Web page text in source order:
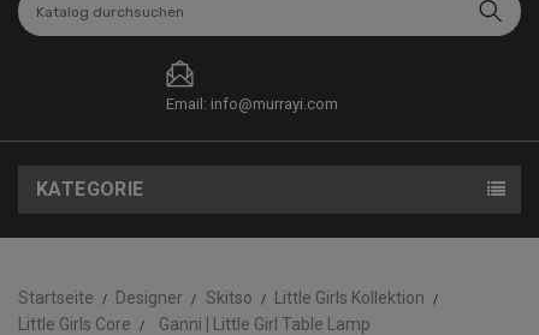
Email: info@murrayi.com
KATEGORIE
Startseite Designer Skitso
Little Girls Kollektion
Little Girls Core
Ganni | Little Girl Table Lamp